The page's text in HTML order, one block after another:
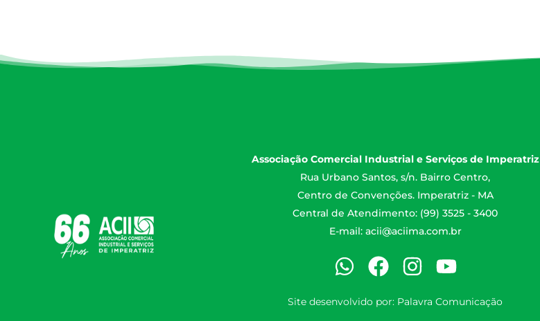
Associação Comercial Industrial e Serviços de Imperatriz
Rua Urbano Santos, s/n. Bairro Centro,
Centro de Convenções. Imperatriz - MA
Central de Atendimento: (99) 3525 - 3400
E-mail: acii@aciima.com.br
Site desenvolvido por: Palavra Comunicação